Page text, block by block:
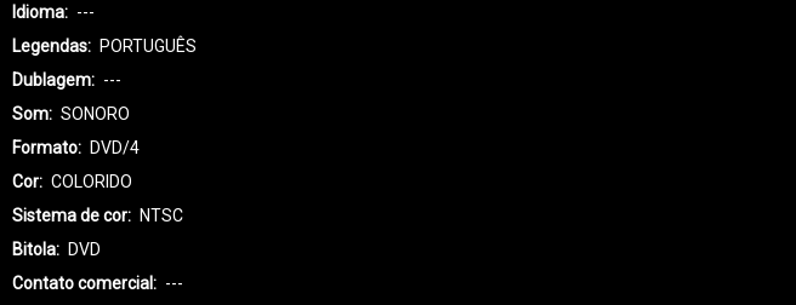
Idioma
---
Legendas
PORTUGUÊS
Dublagem
---
Som
SONORO
Formato
DVD/4
Cor
COLORIDO
Sistema de cor
NTSC
Bitola
DVD
Contato comercial
---